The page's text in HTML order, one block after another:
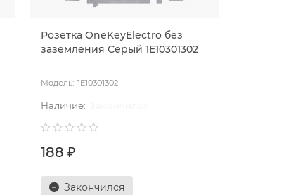
Розетка OneKeyElectro без
заземления Серый 1E10301302
1E10301302
188 ₽
Закончился